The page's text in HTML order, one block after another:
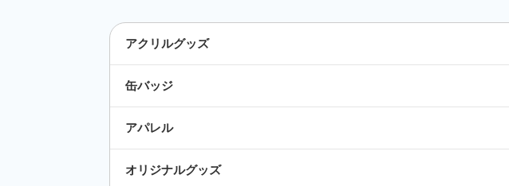
アクリルグッズ
缶バッジ
アパレル
オリジナルグッズ